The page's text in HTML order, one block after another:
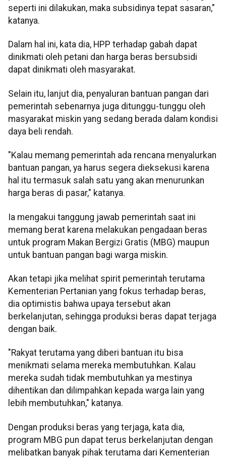
seperti ini dilakukan, maka subsidinya tepat sasaran,"
katanya.
Dalam hal ini, kata dia, HPP terhadap gabah dapat
dinikmati oleh petani dan harga beras bersubsidi
dapat dinikmati oleh masyarakat.
Selain itu, lanjut dia, penyaluran bantuan pangan dari
pemerintah sebenarnya juga ditunggu-tunggu oleh
masyarakat miskin yang sedang berada dalam kondisi
daya beli rendah.
"Kalau memang pemerintah ada rencana menyalurkan
bantuan pangan, ya harus segera dieksekusi karena
hal itu termasuk salah satu yang akan menurunkan
harga beras di pasar," katanya.
Ia mengakui tanggung jawab pemerintah saat ini
memang berat karena melakukan pengadaan beras
untuk program Makan Bergizi Gratis (MBG) maupun
untuk bantuan pangan bagi warga miskin.
Akan tetapi jika melihat spirit pemerintah terutama
Kementerian Pertanian yang fokus terhadap beras,
dia optimistis bahwa upaya tersebut akan
berkelanjutan, sehingga produksi beras dapat terjaga
dengan baik.
"Rakyat terutama yang diberi bantuan itu bisa
menikmati selama mereka membutuhkan. Kalau
mereka sudah tidak membutuhkan ya mestinya
dihentikan dan dilimpahkan kepada warga lain yang
lebih membutuhkan," katanya.
Dengan produksi beras yang terjaga, kata dia,
program MBG pun dapat terus berkelanjutan dengan
melibatkan banyak pihak terutama dari Kementerian